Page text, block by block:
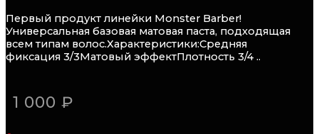
Первый продукт линейки Monster Barber!
Универсальная базовая матовая паста, подходящая
всем типам волос.Характеристики:Средняя
фиксация 3/3Матовый эффектПлотность 3/4 ..
1 000 ₽